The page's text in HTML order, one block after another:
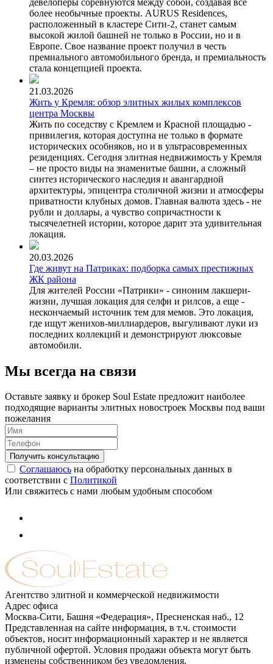
более необычные проекты. AURUS Residences,
расположенный в кластере Сити-2, станет самым
высокой жилой башней не только в России, но и в
Европе. Свое название проект получил в честь
премиального автомобильного бренда, и премиальность
стала концепцией проекта.
21.03.2026
Жить у Кремля: обзор элитных жилых комплексов
центра Москвы
Жить по соседству с Кремлем и Красной площадью -
привилегия, которая доступна не только в формате
исторических особняков, но и в ультрасовременных
резиденциях. Сегодня элитная недвижимость у Кремля
– не просто виды на знаменитые башни, а сложный
синтез исторического наследия и авангардной
архитектуры, эпицентра столичной жизни и атмосферы
приватности клубных домов. Главная валюта здесь - не
рубли и доллары, а чувство сопричастности к
тысячелетней истории, которое дарит эта удивительная
локация.
20.03.2026
Где живут на Патриках: подборка самых престижных
ЖК района
Для жителей России «Патрики» - синоним лакшери-
жизни, лучшая локация для селфи и рилсов, а еще -
нескончаемый источник тем для мемов. Это локация,
где ищут женихов-миллиардеров, выгуливают луки из
последних коллекций и демонстрируют люксовые
автомобили.
Мы всегда на связи
Оставьте заявку и брокер Soul Estate предложит наиболее
подходящие варианты элитных новостроек Москвы под ваши
пожелания
Соглашаюсь на обработку персональных данных в
соответствии с Политикой
Или свяжитесь с нами любым удобным способом
Агентство элитной и коммерческой недвижимости
Адрес офиса
Москва-Сити, Башня «Федерация», Пресненская наб., 12
Представленная на сайте информация, в т.ч. стоимости
объектов, носит информационный характер и не является
публичной офертой. Условия продажи объекта могут быть
изменены собственником без уведомления.